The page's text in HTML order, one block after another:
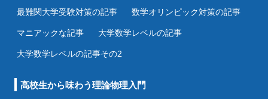
最難関大学受験対策の記事
数学オリンピック対策の記事
マニアックな記事
大学数学レベルの記事
大学数学レベルの記事その2
高校生から味わう理論物理入門